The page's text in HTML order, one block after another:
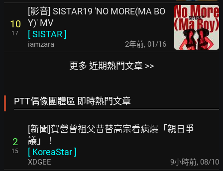
10
17
[影音] SISTAR19 'NO MORE(MA BO
Y)' MV
[SISTAR]
iamzara 2年前, 01/16
更多 近期熱門文章 >>
PTT偶像團體區 即時熱門文章
2
15
[新聞]賀營曾祖父昔替高宗看病爆「親日爭
議」！
[ KoreaStar]
XDGEE 9小時前, 08/10